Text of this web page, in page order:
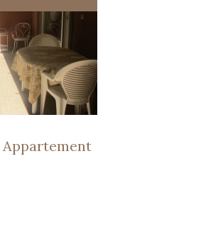
Appartement